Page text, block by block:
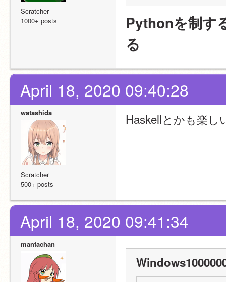
Scratcher
1000+ posts
Pythonを制す
る
April 18, 2020 09:40:28
watashida
Scratcher
500+ posts
Haskellとかも楽し
April 18, 2020 09:41:34
mantachan